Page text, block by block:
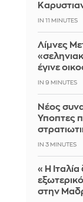
IN 11 MINUTES
Λίμνες
έγινε
IN 9 MINUTES
Νέος
Ύποπτες
IN 3 MINUTES
«Η Ιταλία
στην